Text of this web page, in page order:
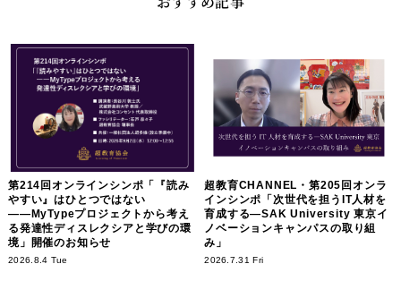
第214回オンラインシンポ「『読み
やすい』はひとつではない
――MyTypeプロジェクトから考え
る発達性ディスレクシアと学びの環
境」開催のお知らせ
2026.8.4 Tue
超教育CHANNEL・第205回オンラ
インシンポ「次世代を担うIT人材を
育成する―SAK University 東京イ
ノベーションキャンパスの取り組
み」
2026.7.31 Fri